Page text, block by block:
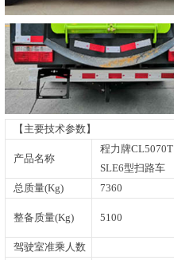
【主要技术参数】
产品名称
程力牌CL5070T
SLE6型扫路车
总质量(Kg)
7360
整备质量(Kg) 5100
驾驶室准乘人数